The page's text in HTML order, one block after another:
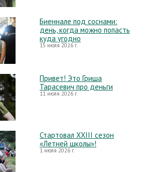
Биеннале под соснами:
день, когда можно попасть
куда угодно
15 июля 2026 г.
Привет! Это Гриша
Тарасевич про деньги
11 июля 2026 г.
Стартовал XXIII сезон
«Летней школы»!
1 июля 2026 г.